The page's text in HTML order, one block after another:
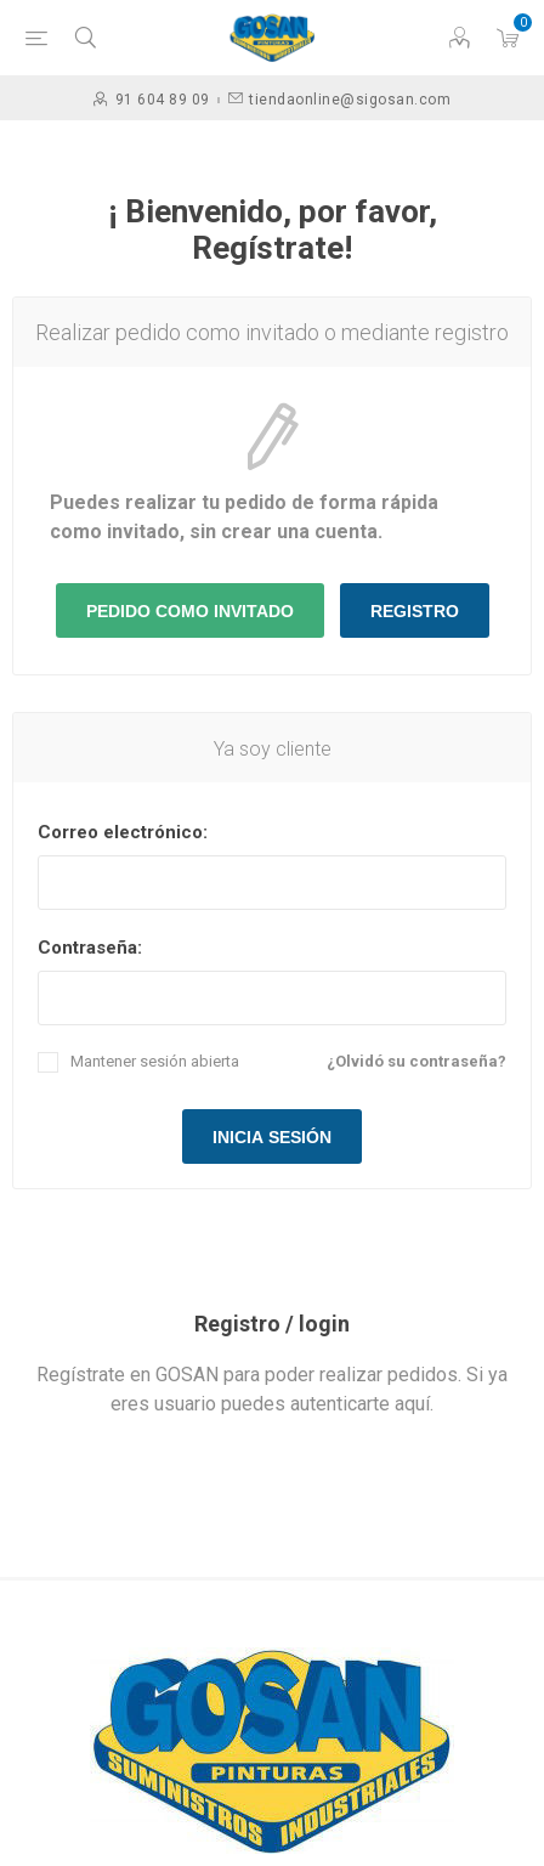
0
91 604 89 09 tiendaonline@sigosan.com
¡ Bienvenido, por favor,
Regístrate!
Realizar pedido como invitado o mediante registro
Puedes realizar tu pedido de forma rápida
como invitado, sin crear una cuenta.
Ya soy cliente
Correo electrónico:
Contraseña:
¿Olvidó su contraseña?
Mantener sesión abierta
Registro / login
Regístrate en GOSAN para poder realizar pedidos. Si ya
eres usuario puedes autenticarte aquí.